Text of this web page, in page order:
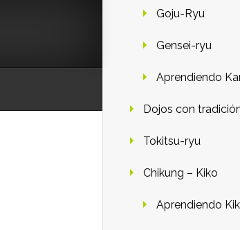
Goju-Ryu
Gensei-ryu
Aprendiendo
Dojos con
Tokitsu-ryu
Chikung – Kiko
Aprendiendo